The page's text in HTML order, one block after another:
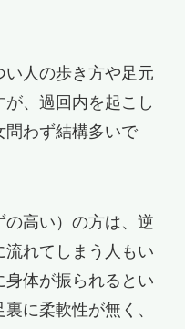
人の歩き方や足元
、過回内を起こし
問わず結構多いで
高い）の方は、逆
れてしまう人もい
身体が振られるとい
に柔軟性が無く、